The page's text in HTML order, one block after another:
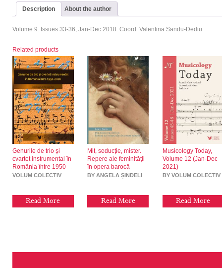
Description About the author
Volume 9. Issues 33-36, Jan-Dec 2018. Coord. Valentina Sandu-Dediu
Related products
Genurile de trio și
cvartet instrumental în
România între 1950-
2020
VOLUM COLECTIV
Read More
Mit, seducție, mister.
Repere ale feminității
în opera barocă
BY ANGELA ȘINDELI
Read More
Musicology Today,
Volume 12 (Jan-Dec
2021)
BY VOLUM COLECTIV
Read More